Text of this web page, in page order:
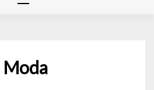
Moda